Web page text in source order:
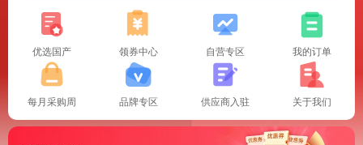
优选国产 领券中心 自营专区 我的订单
每月采购周 品牌专区 供应商入驻 关于我们